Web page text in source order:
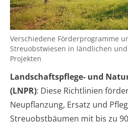
Verschiedene Förderprogramme
Streuobstwiesen in ländlichen
Projekten
Landschaftspflege- und
(LNPR): Diese Richtlinien
Neupflanzung, Ersatz und
Streuobstbäumen mit bis zu